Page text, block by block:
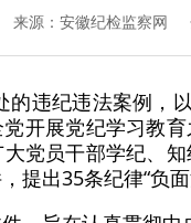
来源： 安徽纪检监察网
的违纪违法案例，
开展党纪学习教
党员干部学纪、
提出35条纪律“负